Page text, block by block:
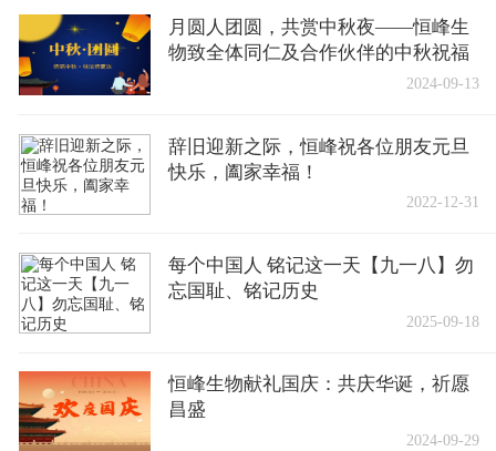
月圆人团圆，共赏中秋夜——恒峰生
物致全体同仁及合作伙伴的中秋祝福
2024-09-13
辞旧迎新之际，恒峰祝各位朋友元旦
快乐，阖家幸福！
2022-12-31
每个中国人 铭记这一天【九一八】勿
忘国耻、铭记历史
2025-09-18
恒峰生物献礼国庆：共庆华诞，祈愿
昌盛
2024-09-29